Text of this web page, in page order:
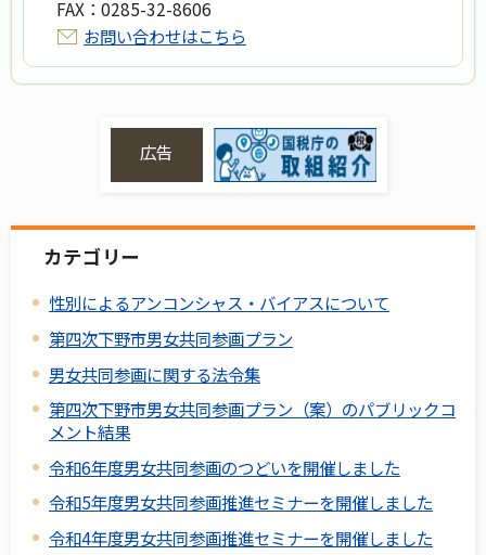
FAX： 0285-32-8606
お問い合わせはこちら
広告
カテゴリー
性別によるアンコンシャス・バイアスについて
第四次下野市男女共同参画プラン
男女共同参画に関する法令集
第四次下野市男女共同参画プラン（案）のパブリックコ
メント結果
令和6年度男女共同参画のつどいを開催しました
令和5年度男女共同参画推進セミナーを開催しました
令和4年度男女共同参画推進セミナーを開催しました